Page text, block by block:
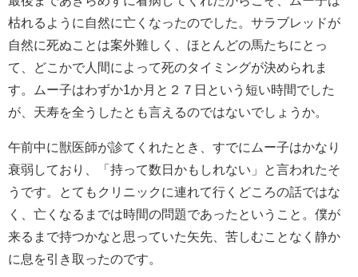
枯れるように自然に亡くなったのでした。サラブレッドが
自然に死ぬことは案外難しく、ほとんどの馬たちにとっ
て、どこかで人間によって死のタイミングが決められま
す。ムー子はわずか1か月と２７日という短い時間でした
が、天寿を全うしたとも言えるのではないでしょうか。
午前中に獣医師が診てくれたとき、すでにムー子はかなり
衰弱しており、「持って数日かもしれない」と言われたそ
うです。とてもクリニックに連れて行くどころの話ではな
く、亡くなるまでは時間の問題であったということ。僕が
来るまで持つかなと思っていた矢先、苦しむことなく静か
に息を引き取ったのです。